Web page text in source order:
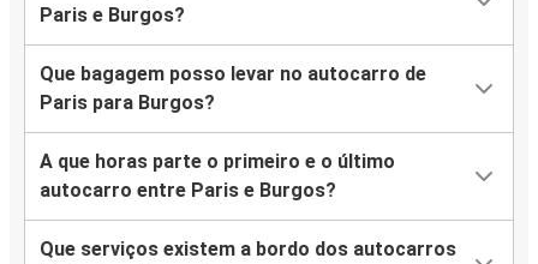
Paris e Burgos?
Que bagagem posso levar no autocarro de
Paris para Burgos?
A que horas parte o primeiro e o último
autocarro entre Paris e Burgos?
Que serviços existem a bordo dos autocarros